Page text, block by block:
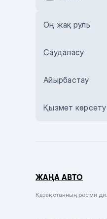
Зеленый
Бежевый
Сиреневый
Оң жақ руль
Саудаласу
Айырбастау
Қызмет
ЖАҢА АВТО
Қазақстанның ресми